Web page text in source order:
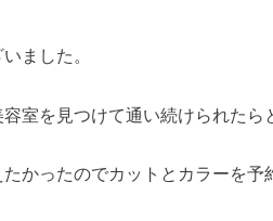
ました。
室を見つけて通い続けられたら
かったのでカットとカラーを